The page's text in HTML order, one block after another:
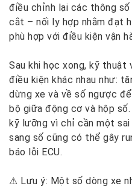
điều chỉnh lại các thông
cắt – nối ly hợp nhằm đạt
phù hợp với điều kiện vận
Sau khi học xong, kỹ
điều kiện khác nhau như:
dừng xe và về số ngược
bộ giữa động cơ và hộp
kỹ lưỡng vì chỉ cần một
sang số cũng có thể gây
báo lỗi ECU.
⚠ Lưu ý: Một số dòng xe